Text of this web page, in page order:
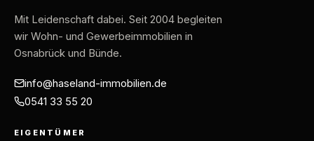
Mit Leidenschaft dabei. Seit 2004 begleiten
wir Wohn- und Gewerbeimmobilien in
Osnabrück und Bünde.
info@haseland-immobilien.de
0541 33 55 20
EIGENTÜMER